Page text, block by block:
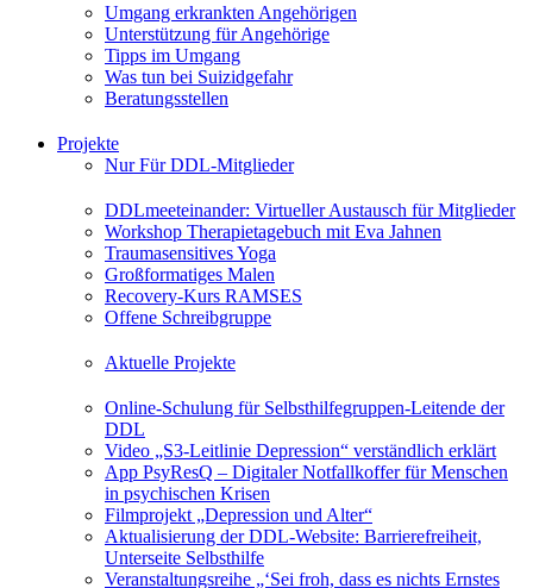
Umgang erkrankten Angehörigen
Unterstützung für Angehörige
Tipps im Umgang
Was tun bei Suizidgefahr
Beratungsstellen
Projekte
Nur Für DDL-Mitglieder
DDLmeeteinander: Virtueller Austausch für Mitglieder
Workshop Therapietagebuch mit Eva Jahnen
Traumasensitives Yoga
Großformatiges Malen
Recovery-Kurs RAMSES
Offene Schreibgruppe
Aktuelle Projekte
Online-Schulung für Selbsthilfegruppen-Leitende der
DDL
Video „S3-Leitlinie Depression“ verständlich erklärt
App PsyResQ – Digitaler Notfallkoffer für Menschen
in psychischen Krisen
Filmprojekt „Depression und Alter“
Aktualisierung der DDL-Website: Barrierefreiheit,
Unterseite Selbsthilfe
Veranstaltungsreihe „‘Sei froh, dass es nichts Ernstes